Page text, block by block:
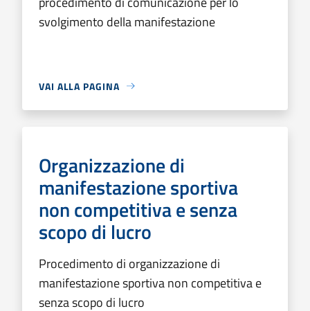
svolgimento della manifestazione
VAI ALLA PAGINA
Organizzazione di
manifestazione sportiva
non competitiva e senza
scopo di lucro
Procedimento di organizzazione di
manifestazione sportiva non competitiva e
senza scopo di lucro